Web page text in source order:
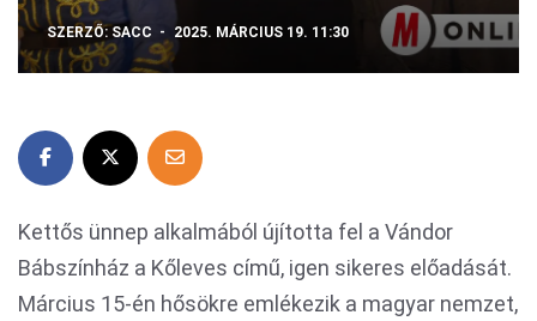
SZERZŐ: SACC 2025. MÁRCIUS 19. 11:30
Kettős ünnep alkalmából újította fel a Vándor
Bábszínház a Kőleves című, igen sikeres előadását.
Március 15-én hősökre emlékezik a magyar nemzet,